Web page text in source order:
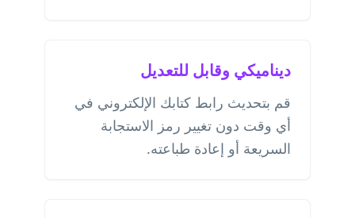
ديناميكي وقابل للتعديل
قم بتحديث رابط كتابك الإلكتروني في
أي وقت دون تغيير رمز الاستجابة
السريعة أو إعادة طباعته.